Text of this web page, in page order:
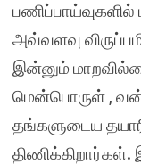
பணிப்பாய்வுகளில்
அவ்வளவு
இன்னும்
மென்பொருள் ,
தங்களுடைய
திணிக்கிறார்கள்.